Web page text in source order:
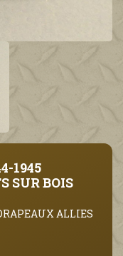
1945
SUR BOIS
ALLIES